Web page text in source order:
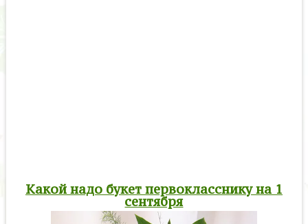
Какой надо букет первокласснику на 1
сентября